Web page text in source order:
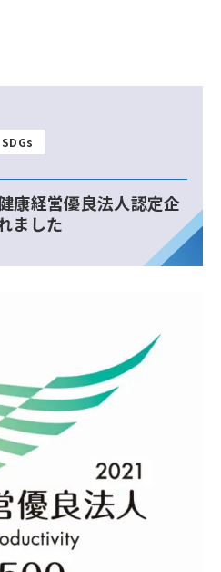
SDGs
康経営優良法人認定企
ました